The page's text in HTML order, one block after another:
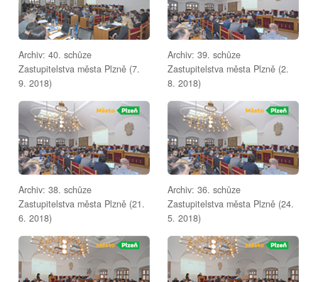
Archiv: 40. schůze
Zastupitelstva města Plzně (7.
9. 2018)
Archiv: 39. schůze
Zastupitelstva města Plzně (2.
8. 2018)
Archiv: 38. schůze
Zastupitelstva města Plzně (21.
6. 2018)
Archiv: 36. schůze
Zastupitelstva města Plzně (24.
5. 2018)